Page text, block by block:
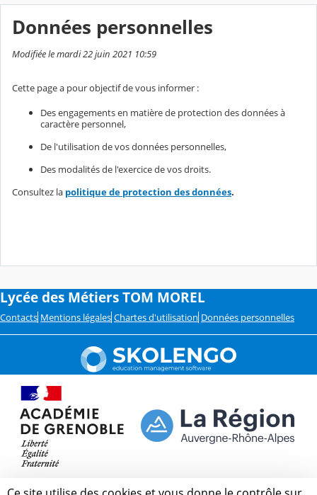
Données personnelles
Modifiée le mardi 22 juin 2021 10:59
Cette page a pour objectif de vous informer :
Des engagements en matière de protection des données à
caractère personnel,
De l'utilisation de vos données personnelles,
Des modalités de l'exercice de vos droits.
Consultez la politique de protection des données.
Lycée des Métiers TOM MOREL
Contacts Mentions légales Chartes d'utilisation Données personnelles